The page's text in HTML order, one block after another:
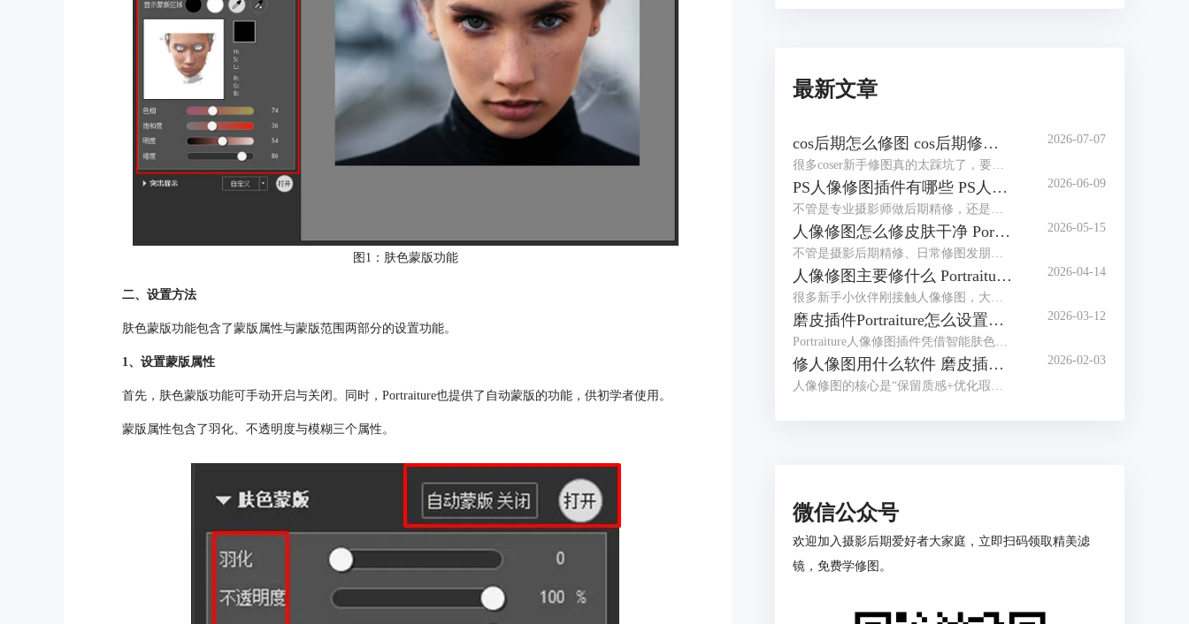
图1：肤色蒙版功能
二、设置方法
肤色蒙版功能包含了蒙版属性与蒙版范围两部分的设置功能。
1、设置蒙版属性
首先，肤色蒙版功能可手动开启与关闭。同时，Portraiture也提供了自动蒙版的功能，供初学者使用。
蒙版属性包含了羽化、不透明度与模糊三个属性。
最新文章
cos后期怎么修图 cos后期修图怎么磨皮好看 2026-07-07
PS人像修图插件有哪些 PS人像修图插件怎么用 2026-06-09
人像修图怎么修皮肤干净 Portraiture怎么修人像脸部五官 2026-05-15
人像修图主要修什么 Portraiture插件怎么用 2026-04-14
磨皮插件Portraiture怎么设置数值 Portraiture怎么保存预设 2026-03-12
修人像图用什么软件 磨皮插件Portraiture怎么用 2026-02-03
微信公众号
欢迎加入摄影后期爱好者大家庭，立即扫码领取精美滤
镜，免费学修图。